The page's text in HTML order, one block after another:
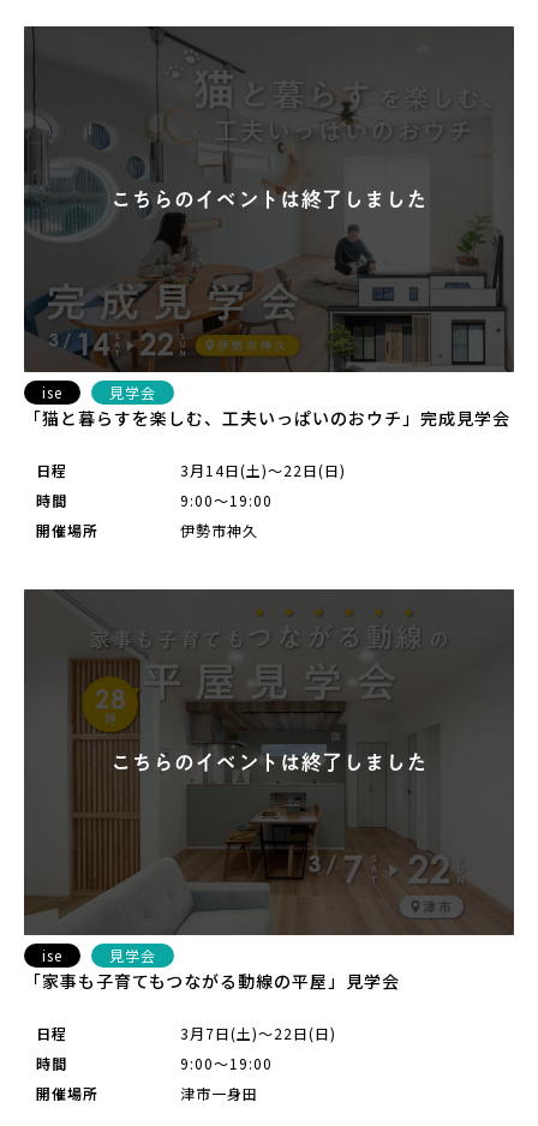
ise 見学会
「猫と暮らすを楽しむ、工夫いっぱいのおウチ」完成見学会
日程
3月14日(土)～22日(日)
時間
9:00～19:00
開催場所
伊勢市神久
ise 見学会
「家事も子育てもつながる動線の平屋」見学会
日程
3月7日(土)～22日(日)
時間
9:00～19:00
開催場所
津市一身田